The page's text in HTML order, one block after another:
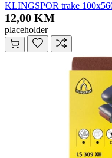
KLINGSPOR trake
12,00 KM
placeholder